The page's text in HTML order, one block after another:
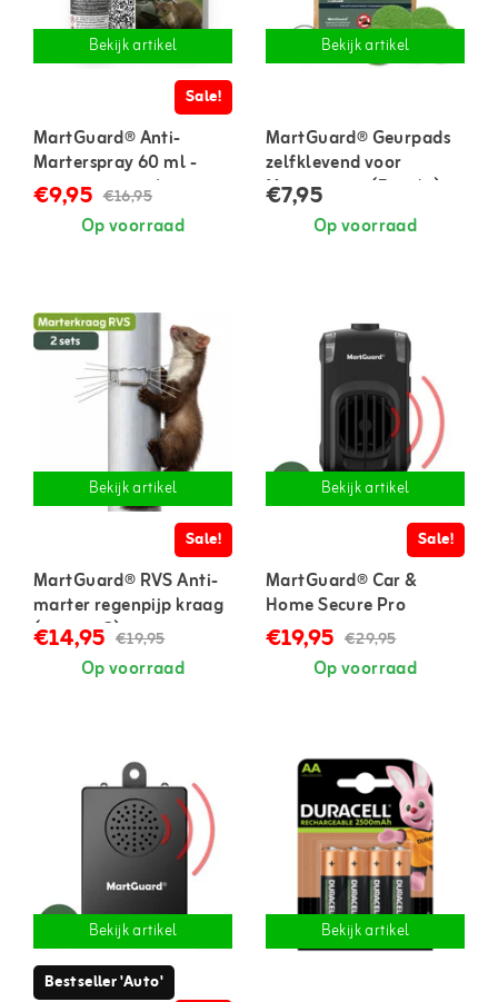
Bekijk artikel
Sale!
MartGuard® Anti-
Marterspray 60 ml -
geconcentreerd
€9,95 €16,95
Op voorraad
Bekijk artikel
MartGuard® Geurpads
zelfklevend voor
Marterspray (5 stuks)
€7,95
Op voorraad
Bekijk artikel
Sale!
MartGuard® RVS Anti-
marter regenpijp kraag
(set van 2)
€14,95 €19,95
Op voorraad
Bekijk artikel
Sale!
MartGuard® Car &
Home Secure Pro
marterverjager voor in
auto en huis
€19,95 €29,95
Op voorraad
Bekijk artikel
Bestseller 'Auto'
Bekijk artikel